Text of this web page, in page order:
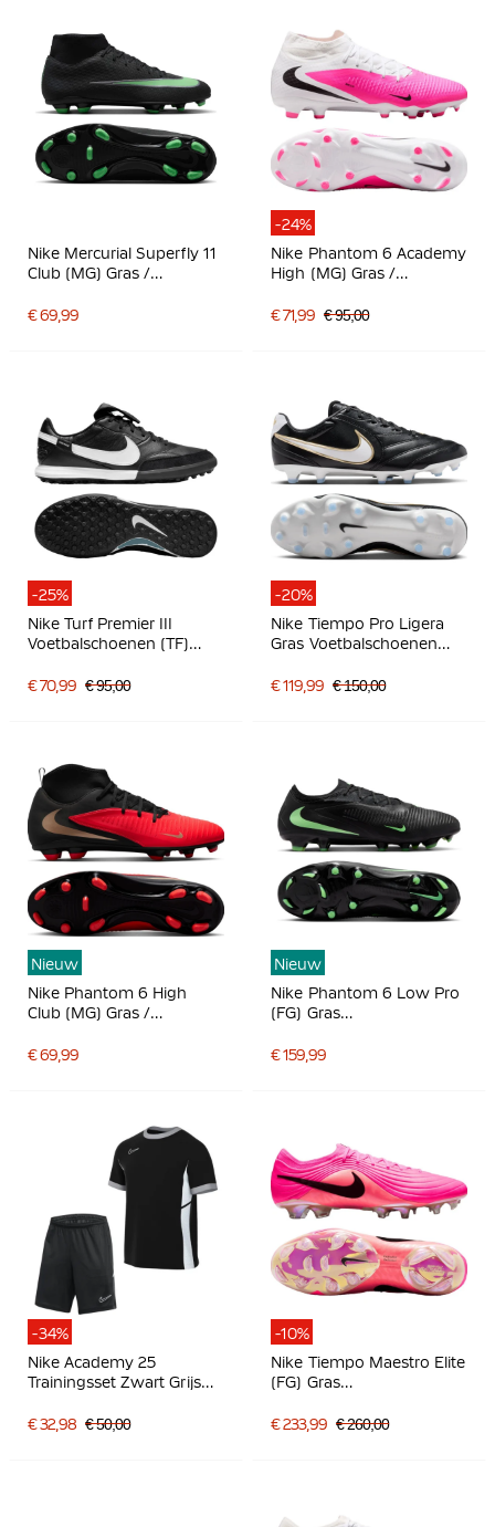
Nike Mercurial Superfly 11
Club (MG) Gras /
Voetbalschoenen Zwart
€ 69,99
-24%
Nike Phantom 6 Academy
High (MG) Gras /
Voetbalschoenen Wit
€ 71,99 € 95,00
-25%
Nike Turf Premier III
Voetbalschoenen (TF)
€ 70,99 € 95,00
-20%
Nike Tiempo Pro Ligera
Gras Voetbalschoenen
€ 119,99 € 150,00
Nieuw
Nike Phantom 6 High
Club (MG) Gras /
Voetbalschoenen Zwart
€ 69,99
Nieuw
Nike Phantom 6 Low Pro
(FG) Gras
Felgroen
€ 159,99
-34%
Nike Academy 25
Trainingsset Zwart Grijs
€ 32,98 € 50,00
-10%
Nike Tiempo Maestro Elite
(FG) Gras
Zwart
€ 233,99 € 260,00